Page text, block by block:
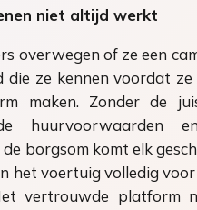
niet altijd werkt
overwegen of ze een
die ze kennen voordat
maken. Zonder de
huurvoorwaarden
borgsom komt elk
het voertuig volledig
vertrouwde platform